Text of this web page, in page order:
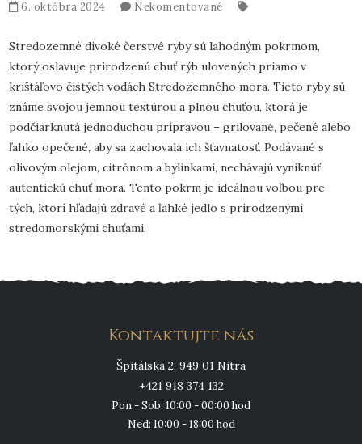
6. októbra 2024 Nekomentované
Stredozemné divoké čerstvé ryby sú lahodným pokrmom,
ktorý oslavuje prirodzenú chuť rýb ulovených priamo v
krištáľovo čistých vodách Stredozemného mora. Tieto ryby sú
známe svojou jemnou textúrou a plnou chuťou, ktorá je
podčiarknutá jednoduchou prípravou – grilované, pečené alebo
ľahko opečené, aby sa zachovala ich šťavnatosť. Podávané s
olivovým olejom, citrónom a bylinkami, nechávajú vyniknúť
autentickú chuť mora. Tento pokrm je ideálnou voľbou pre
tých, ktorí hľadajú zdravé a ľahké jedlo s prirodzenými
stredomorskými chuťami.
Kontaktujte nás
Špitálska 2, 949 01 Nitra
+421 918 374 132
Pon - Sob: 10:00 - 00:00 hod
Ned: 10:00 - 18:00 hod